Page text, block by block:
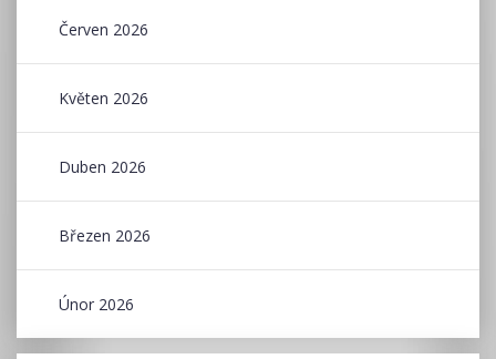
Červen 2026
Květen 2026
Duben 2026
Březen 2026
Únor 2026